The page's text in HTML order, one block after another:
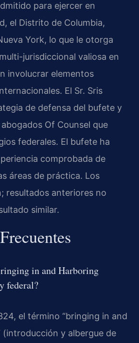
para ejercer en
el Distrito de Columbia,
York, lo que le otorga
jurisdiccional valiosa en
involucrar elementos
El Sr. Sris
de defensa del bufete y
Of Counsel que
federales. El bufete ha
comprobada de
áreas de práctica. Los
resultados anteriores no
similar.
in and Harboring
federal?
el término “bringing in and
(introducción y albergue de